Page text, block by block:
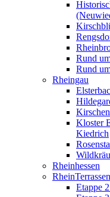
Rund
Rund
Rheingau
Kloster
Kiedrich
Rheinhessen
Etappe